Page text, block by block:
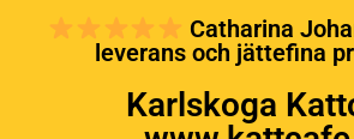
Catharina
leverans och jättefina
Karlskoga